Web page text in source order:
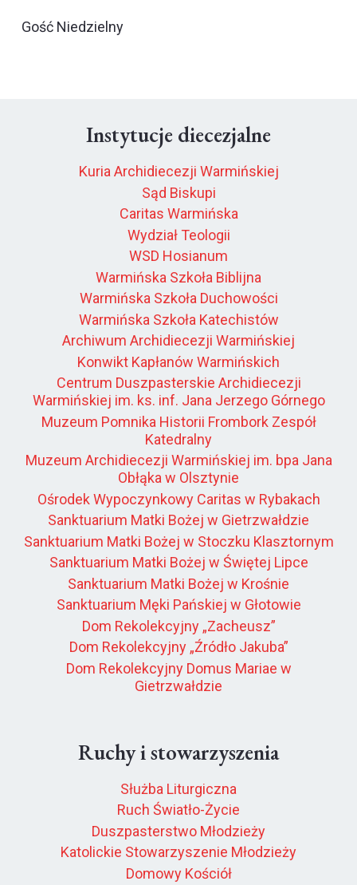
Gość Niedzielny
Instytucje diecezjalne
Kuria Archidiecezji Warmińskiej
Sąd Biskupi
Caritas Warmińska
Wydział Teologii
WSD Hosianum
Warmińska Szkoła Biblijna
Warmińska Szkoła Duchowości
Warmińska Szkoła Katechistów
Archiwum Archidiecezji Warmińskiej
Konwikt Kapłanów Warmińskich
Centrum Duszpasterskie Archidiecezji
Warmińskiej im. ks. inf. Jana Jerzego Górnego
Muzeum Pomnika Historii Frombork Zespół
Katedralny
Muzeum Archidiecezji Warmińskiej im. bpa Jana
Obłąka w Olsztynie
Ośrodek Wypoczynkowy Caritas w Rybakach
Sanktuarium Matki Bożej w Gietrzwałdzie
Sanktuarium Matki Bożej w Stoczku Klasztornym
Sanktuarium Matki Bożej w Świętej Lipce
Sanktuarium Matki Bożej w Krośnie
Sanktuarium Męki Pańskiej w Głotowie
Dom Rekolekcyjny „Zacheusz”
Dom Rekolekcyjny „Źródło Jakuba”
Dom Rekolekcyjny Domus Mariae w
Gietrzwałdzie
Ruchy i stowarzyszenia
Służba Liturgiczna
Ruch Światło-Życie
Duszpasterstwo Młodzieży
Katolickie Stowarzyszenie Młodzieży
Domowy Kościół